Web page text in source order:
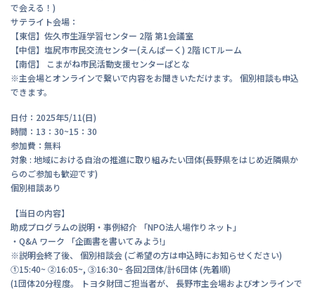
で会える！)
サテライト会場：
【東信】佐久市生涯学習センター 2階 第1会議室
【中信】塩尻市市民交流センター(えんぱーく) 2階 ICTルーム
【南信】 こまがね市民活動支援センターぱとな
※主会場とオンラインで繋いで内容をお聞きいただけます。 個別相談も申込
できます。
日付：2025年5/11(日)
時間：13：30~15：30
参加費：無料
対象 : 地域における自治の推進に取り組みたい団体(長野県をはじめ近隣県か
らのご参加も歓迎です)
個別相談あり
【当日の内容】
助成プログラムの説明・事例紹介 「NPO法人場作りネット」
・Q&A ワーク 「企画書を書いてみよう!」
※説明会終了後、 個別相談会 (ご希望の方は申込時にお知らせください)
①15:40~ ②16:05~, ③16:30~ 各回2団体/計6団体 (先着順)
(1団体20分程度。 トヨタ財団ご担当者が、 長野市主会場およびオンラインで